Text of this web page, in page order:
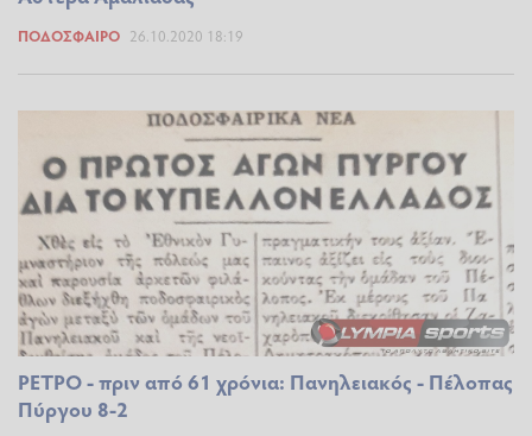
ΠΟΔΌΣΦΑΙΡΟ 26.10.2020 18:19
ΡΕΤΡΟ - πριν από 61 χρόνια: Πανηλειακός - Πέλοπας
Πύργου 8-2